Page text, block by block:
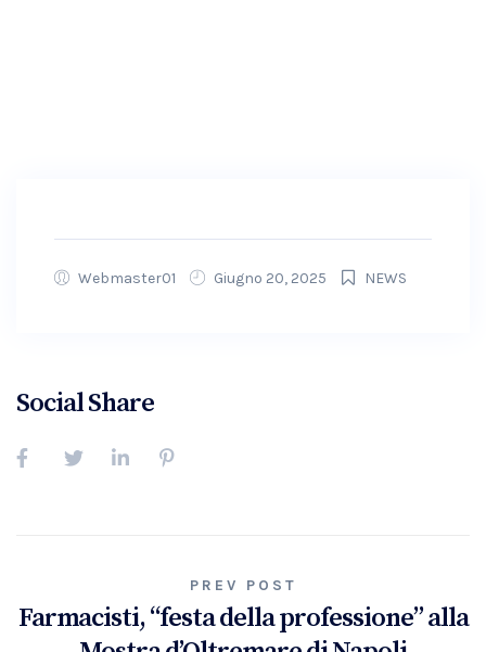
Webmaster01 Giugno 20, 2025 NEWS
Social Share
articoli
PREV POST
Farmacisti, “festa della professione” alla